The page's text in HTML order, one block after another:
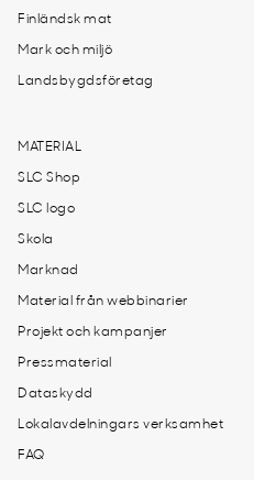
Finländsk mat
Mark och miljö
Landsbygdsföretag
MATERIAL
SLC Shop
SLC logo
Skola
Marknad
Material från webbinarier
Projekt och kampanjer
Pressmaterial
Dataskydd
Lokalavdelningars verksamhet
FAQ